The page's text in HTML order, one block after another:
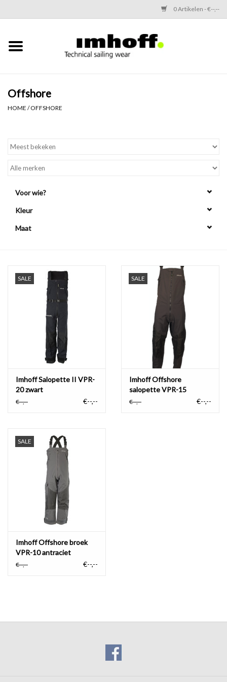
0 Artikelen - €--,--
Home
Performance
Thermals
Laatste maten 70% korting
Offshore
HOME /OFFSHORE
Voor wie?
Kleur
Maat
SALE
Imhoff Salopette II VPR-
20 zwart
€--,-- €--,--
SALE
Imhoff Offshore
salopette VPR-15
antraciet
€--,-- €--,--
SALE
Imhoff Offshore broek
VPR-10 antraciet
€--,-- €--,--